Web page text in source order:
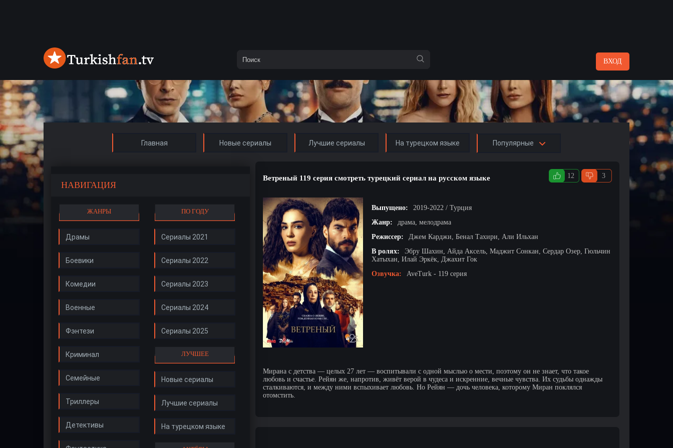
ВХОД
Главная Новые сериалы Лучшие сериалы На турецком языке Популярные
НАВИГАЦИЯ
ЖАНРЫ
Драмы
Боевики
Комедии
Военные
Фэнтези
Криминал
Семейные
Триллеры
Детективы
ПО ГОДУ
Сериалы 2021
Сериалы 2022
Сериалы 2023
Сериалы 2024
Сериалы 2025
ЛУЧШЕЕ
Новые сериалы
Лучшие сериалы
На турецком языке
Ветреный 119 серия смотреть турецкий сериал на русском языке 12 3
Выпущено:
2019-2022 / Турция
Жанр:
драма, мелодрама
Режиссер:
Джем Карджи, Бенал Тахири, Али Ильхан
В ролях:
Эбру Шахин, Айда Аксель, Маджит Сонкан, Сердар Озер, Гюльчин
Хатыхан, Илай Эркёк, Джахит Гок
Озвучка:
AveTurk - 119 серия
Мирана с детства — целых 27 лет — воспитывали с одной мыслью о мести, поэтому он не знает, что такое
любовь и счастье. Рейян же, напротив, живёт верой в чудеса и искренние, вечные чувства. Их судьбы однажды
сталкиваются, и между ними вспыхивает любовь. Но Рейян — дочь человека, которому Миран поклялся
отомстить.